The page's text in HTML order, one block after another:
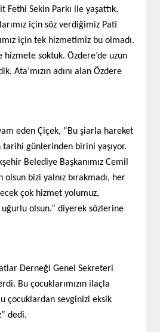
Fethi Sekin Parkı ile yaşattık.
için söz verdiğimiz Pati
için tek hizmetimiz bu olmadı.
soktuk. Özdere’de uzun
Ata’mızın adını alan Özdere
eden Çiçek, “Bu şiarla hareket
günlerinden birini yaşıyor.
Belediye Başkanımız Cemil
bizi yalnız bırakmadı, her
çok hizmet yolumuz,
uğurlu olsun.” diyerek sözlerine
Derneği Genel Sekreteri
Bu çocuklarımızın ilaçla
çocuklardan sevginizi eksik
dedi.